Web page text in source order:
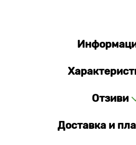
Отзиви
Доставка и